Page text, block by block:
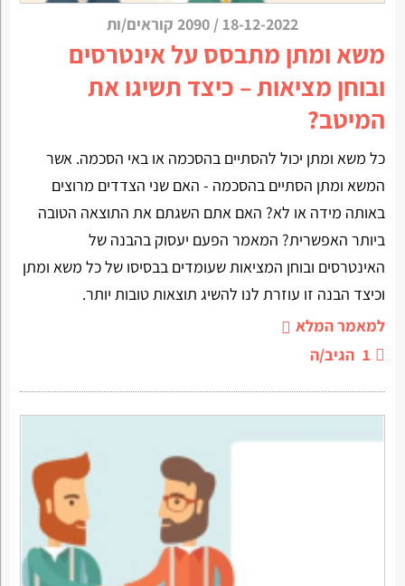
18-12-2022
/ 2090 קוראים/ות
משא ומתן מתבסס על אינטרסים
ובוחן מציאות – כיצד תשיגו את
המיטב?
כל משא ומתן יכול להסתיים בהסכמה או באי הסכמה. אשר
המשא ומתן הסתיים בהסכמה - האם שני הצדדים מרוצים
באותה מידה או לא? האם אתם השגתם את התוצאה הטובה
ביותר האפשרית? המאמר הפעם יעסוק בהבנה של
האינטרסים ובוחן המציאות שעומדים בבסיסו של כל משא ומתן
וכיצד הבנה זו עוזרת לנו להשיג תוצאות טובות יותר.
למאמר המלא
1 הגיב/ה